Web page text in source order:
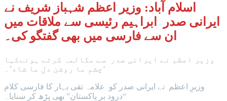
اسلام آباد: وزیر اعظم شہباز شریف نے
ایرانی صدر ابراہیم رئیسی سے ملاقات میں
ان سے فارسی میں بھی گفتگو کی۔
وزیر اعظم نے ایرانی صدر سے مکالمہ کرتے ہوئےکہا
وزیرِ اعظم نے ایرانی صدر کو علامہ تقی بہار کا فارسی کلام
“درود بر پاکستان” بھی پڑھ کر سنایا۔